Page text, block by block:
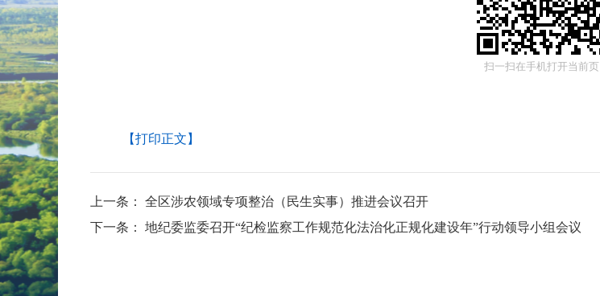
扫一扫在手机打开当前页
【打印正文】
上一条：
全区涉农领域专项整治（民生实事）推进会议召开
下一条：
地纪委监委召开“纪检监察工作规范化法治化正规化建设年”行动领导小组会议